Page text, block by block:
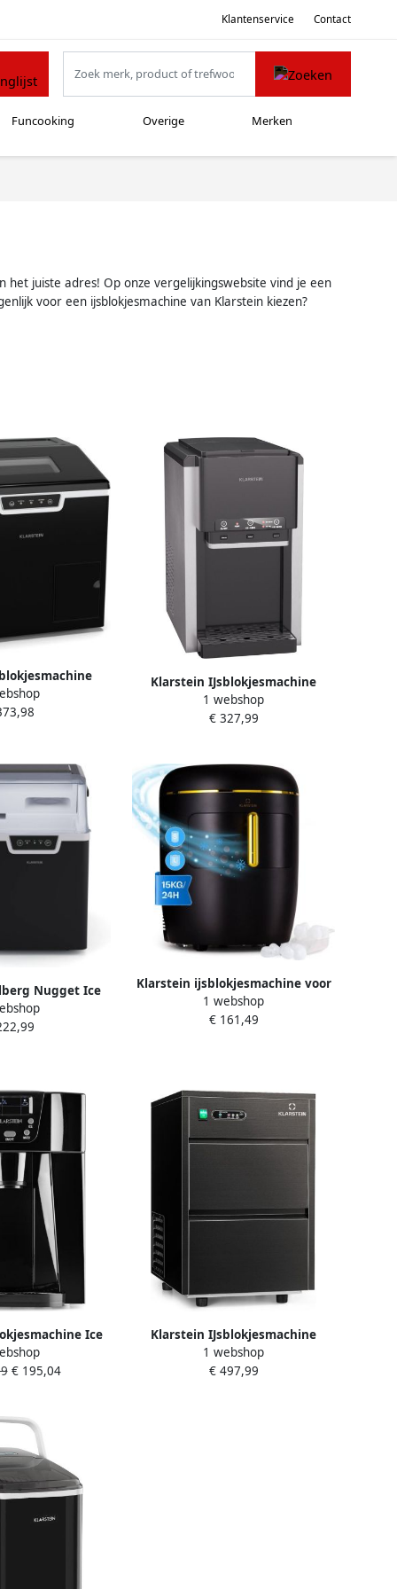
Klantenservice Contact
Funcooking Overige Merken
juiste adres! Op onze vergelijkingswebsite vind je een
voor een ijsblokjesmachine van Klarstein kiezen?
– 20 kg 24 uur
en geraspt ijs 1 9
voor Thuis
Crushed Ice
Klarstein IJsblokjesmachine
ArcticBlend 3-in-1 – 20 kg 24 uur
bolvormig en gemalen ijs
ijsmachine zwart 6L voor Bar
voor Thuis Waterreservoir
Crushed Ice Snel
1 webshop
€ 327,99
Nugget Ice
Snelle
binnen 4
design
2 kleuren Zwart
Klarstein ijsblokjesmachine voor
thuis kamperen en catering;
snelle mini-ijsblokjesmachine;
ijsblokjesreservoir van 2 3 liter;
15 kg 24 uur voor Bar voor Feest
1 webshop
€ 161,49
Ice
het maken van
per dag Met
Kunststof
Zilver
€ 195,04
Klarstein IJsblokjesmachine
Powericer XL 20 kg dag 145W
IJsmaker IJsbereider Ice voor Bar
1 webshop
€ 497,99